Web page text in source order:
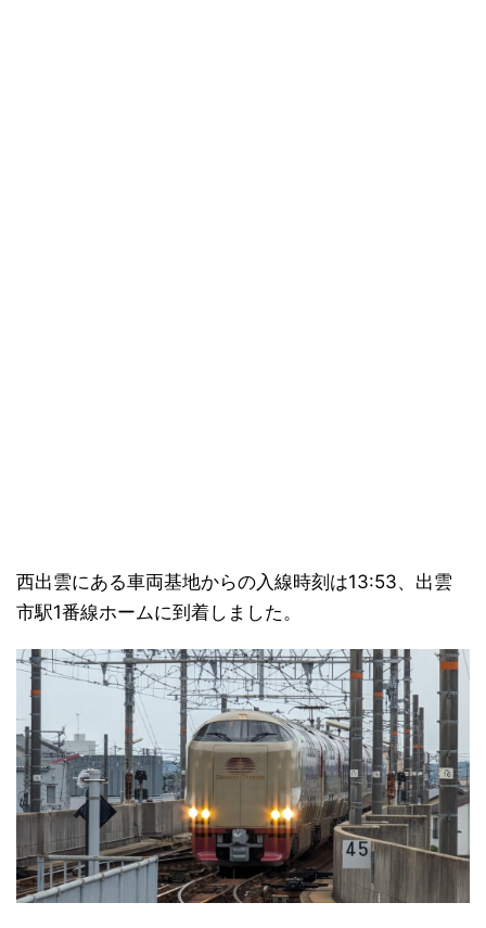
西出雲にある車両基地からの入線時刻は13:53、出雲
市駅1番線ホームに到着しました。